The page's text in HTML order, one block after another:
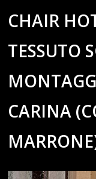
CHAIR
TESSUTO
CARINA